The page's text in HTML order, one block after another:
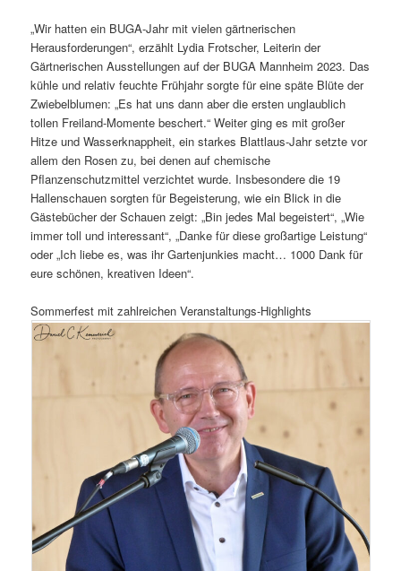
„Wir hatten ein BUGA-Jahr mit vielen gärtnerischen
Herausforderungen“, erzählt Lydia Frotscher, Leiterin der
Gärtnerischen Ausstellungen auf der BUGA Mannheim 2023. Das
kühle und relativ feuchte Frühjahr sorgte für eine späte Blüte der
Zwiebelblumen: „Es hat uns dann aber die ersten unglaublich
tollen Freiland-Momente beschert.“ Weiter ging es mit großer
Hitze und Wasserknappheit, ein starkes Blattlaus-Jahr setzte vor
allem den Rosen zu, bei denen auf chemische
Pflanzenschutzmittel verzichtet wurde. Insbesondere die 19
Hallenschauen sorgten für Begeisterung, wie ein Blick in die
Gästebücher der Schauen zeigt: „Bin jedes Mal begeistert“, „Wie
immer toll und interessant“, „Danke für diese großartige Leistung“
oder „Ich liebe es, was ihr Gartenjunkies macht… 1000 Dank für
eure schönen, kreativen Ideen“.
Sommerfest mit zahlreichen Veranstaltungs-Highlights